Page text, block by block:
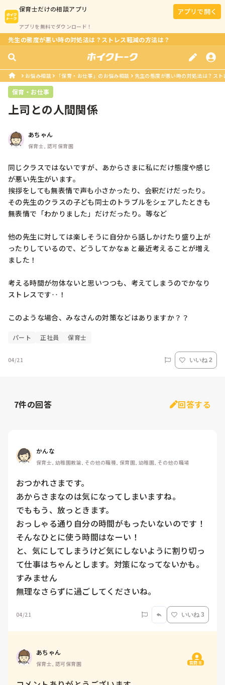
保育士だけの相談アプリ
アプリを無料でダウンロード！
アプリで開く
先生の態度が悪い時の対処法は？ストレス軽減の方法は？
お悩み相談 「保育・お仕事」のお悩み相談 先生の態度が悪い時の対処法は？ス
保育・お仕事
上司との人間関係
あちゃん
保育士, 認可保育園
同じクラスではないですが、あからさまに私にだけ態度や感じ
が悪い先生がいます。
挨拶をしても無表情で声も小さかったり、会釈だけだったり。
その先生のクラスの子ども同士のトラブルをシェアしたときも
無表情で「わかりました」だけだったり。等など
他の先生に対しては楽しそうに自分から話しかけたり盛り上が
ったりしているので、どうしてかなぁと最近考えることが増え
ました！
考える時間が勿体ないと思いつつも、考えてしまうのでかなり
ストレスです‥！
このような場合、みなさんの対策などはありますか？？
パート 正社員 保育士
04/21 いいね 2
7件の回答 回答する
かんな
保育士, 幼稚園教諭, その他の職種, 保育園, 幼稚園, その他の職場
おつかれさまです。
あからさまなのは気になってしまいますね。
でももう、放っときます。
おっしゃる通り自分の時間がもったいないのです！
そんなひとに使う時間はなーい！
と、気にしてしまうけど気にしないように割り切っ
て仕事はちゃんとします。対策になってないかも。
すみません
無理なさらずに過ごしてくださいね。
04/21 いいね 3
あちゃん
保育士, 認可保育園 質問主